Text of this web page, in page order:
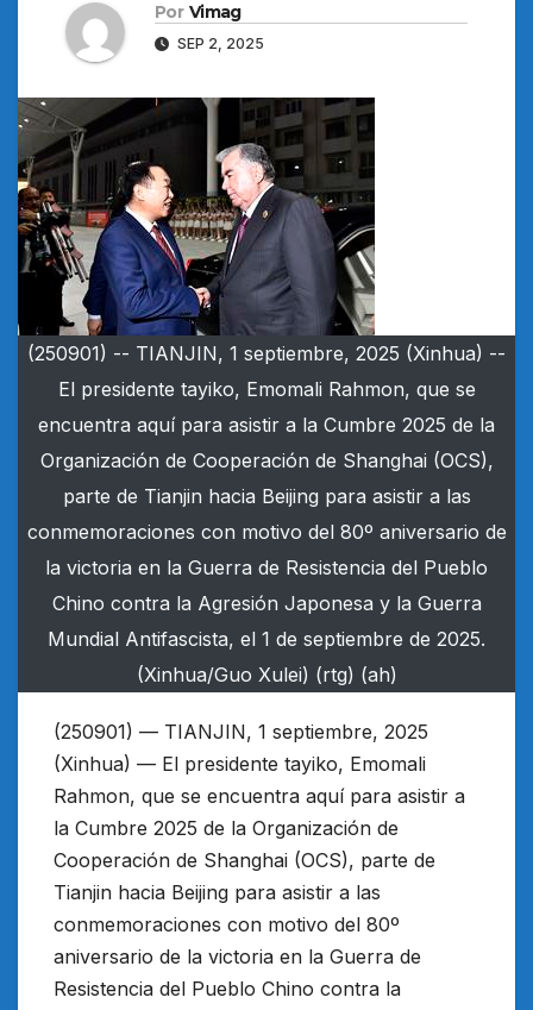
Por Vimag
SEP 2, 2025
(250901) -- TIANJIN, 1 septiembre, 2025 (Xinhua) --
El presidente tayiko, Emomali Rahmon, que se
encuentra aquí para asistir a la Cumbre 2025 de la
Organización de Cooperación de Shanghai (OCS),
parte de Tianjin hacia Beijing para asistir a las
conmemoraciones con motivo del 80º aniversario de
la victoria en la Guerra de Resistencia del Pueblo
Chino contra la Agresión Japonesa y la Guerra
Mundial Antifascista, el 1 de septiembre de 2025.
(Xinhua/Guo Xulei) (rtg) (ah)
(250901) — TIANJIN, 1 septiembre, 2025
(Xinhua) — El presidente tayiko, Emomali
Rahmon, que se encuentra aquí para asistir a
la Cumbre 2025 de la Organización de
Cooperación de Shanghai (OCS), parte de
Tianjin hacia Beijing para asistir a las
conmemoraciones con motivo del 80º
aniversario de la victoria en la Guerra de
Resistencia del Pueblo Chino contra la